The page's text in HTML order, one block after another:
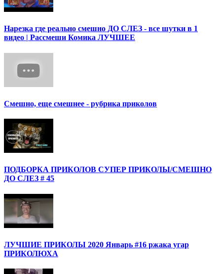
Нарезка где реально смешно ДО СЛЕЗ - все шутки в 1
видео | Рассмеши Комика ЛУЧШЕЕ
Смешно, еще смешнее - рубрика приколов
ПОДБОРКА ПРИКОЛОВ СУПЕР ПРИКОЛЫ/СМЕШНО
ДО СЛЕЗ # 45
ЛУЧШИЕ ПРИКОЛЫ 2020 Январь #16 ржака угар
ПРИКОЛЮХА